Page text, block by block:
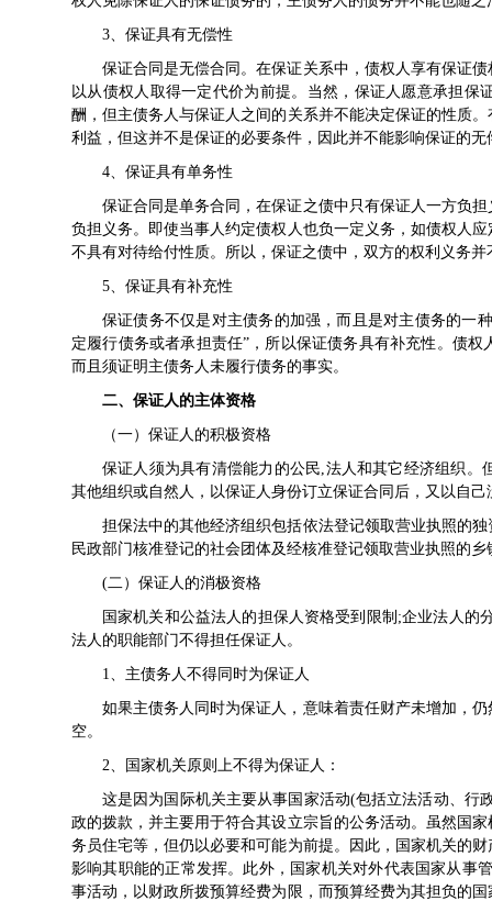
3、保证具有无偿性
保证合同是无偿合同。在保证关系中，债权人享有保证
以从债权人取得一定代价为前提。当然，保证人愿意承担
酬，但主债务人与保证人之间的关系并不能决定保证的性质
利益，但这并不是保证的必要条件，因此并不能影响保证的无
4、保证具有单务性
保证合同是单务合同，在保证之债中只有保证人一方负
负担义务。即使当事人约定债权人也负一定义务，如债权人
不具有对待给付性质。所以，保证之债中，双方的权利义务
5、保证具有补充性
保证债务不仅是对主债务的加强，而且是对主债务的一
定履行债务或者承担责任”，所以保证债务具有补充性。债
而且须证明主债务人未履行债务的事实。
二、保证人的主体资格
（一）保证人的积极资格
保证人须为具有清偿能力的公民,法人和其它经济组织
其他组织或自然人，以保证人身份订立保证合同后，又以自
担保法中的其他经济组织包括依法登记领取营业执照的独
民政部门核准登记的社会团体及经核准登记领取营业执照的乡
(二）保证人的消极资格
国家机关和公益法人的担保人资格受到限制;企业法人
法人的职能部门不得担任保证人。
1、主债务人不得同时为保证人
如果主债务人同时为保证人，意味着责任财产未增加，
空。
2、国家机关原则上不得为保证人：
这是因为国际机关主要从事国家活动(包括立法活动、行
政的拨款，并主要用于符合其设立宗旨的公务活动。虽然国
务员住宅等，但仍以必要和可能为前提。因此，国家机关的
影响其职能的正常发挥。此外，国家机关对外代表国家从事
事活动，以财政所拨预算经费为限，而预算经费为其担负的